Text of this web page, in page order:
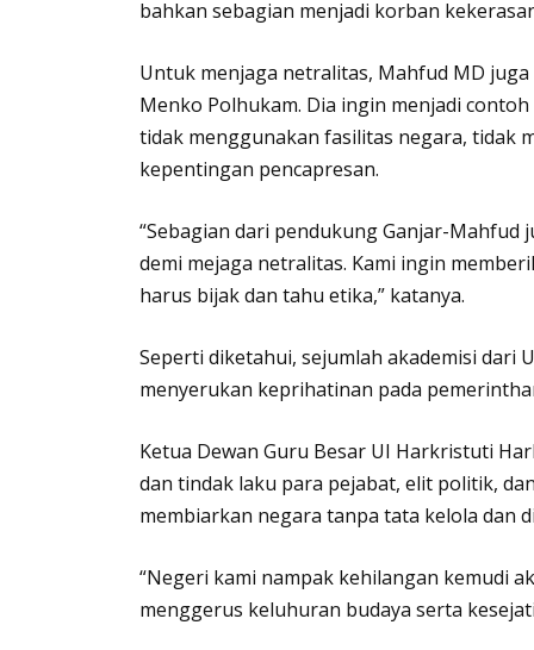
bahkan sebagian menjadi korban
Untuk menjaga netralitas, Mahfud MD
Menko Polhukam. Dia ingin menjadi
tidak menggunakan fasilitas negara, tidak
kepentingan pencapresan.
“Sebagian dari pendukung Ganjar-
demi mejaga netralitas. Kami ingin
harus bijak dan tahu etika,” katanya.
Seperti diketahui, sejumlah akademisi dari
menyerukan keprihatinan pada
Ketua Dewan Guru Besar UI Harkristuti
dan tindak laku para pejabat, elit politik,
membiarkan negara tanpa tata kelola dan
“Negeri kami nampak kehilangan kemudi
menggerus keluhuran budaya serta